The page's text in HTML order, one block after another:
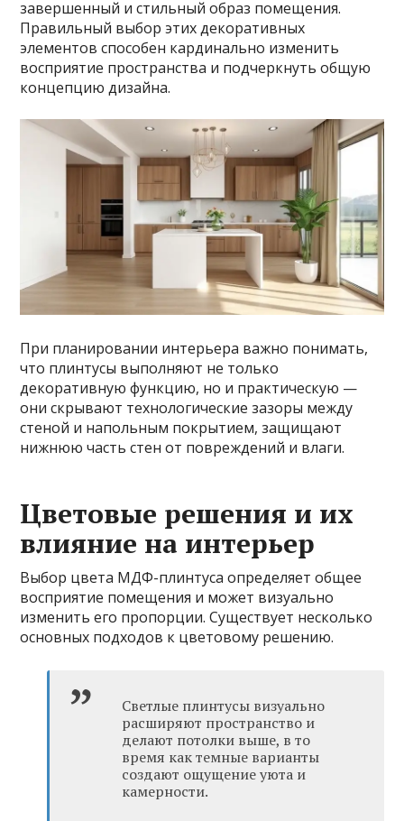
завершенный и стильный образ помещения.
Правильный выбор этих декоративных
элементов способен кардинально изменить
восприятие пространства и подчеркнуть общую
концепцию дизайна.
При планировании интерьера важно понимать,
что плинтусы выполняют не только
декоративную функцию, но и практическую —
они скрывают технологические зазоры между
стеной и напольным покрытием, защищают
нижнюю часть стен от повреждений и влаги.
Цветовые решения и их
влияние на интерьер
Выбор цвета МДФ-плинтуса определяет общее
восприятие помещения и может визуально
изменить его пропорции. Существует несколько
основных подходов к цветовому решению.
Светлые плинтусы визуально
расширяют пространство и
делают потолки выше, в то
время как темные варианты
создают ощущение уюта и
камерности.